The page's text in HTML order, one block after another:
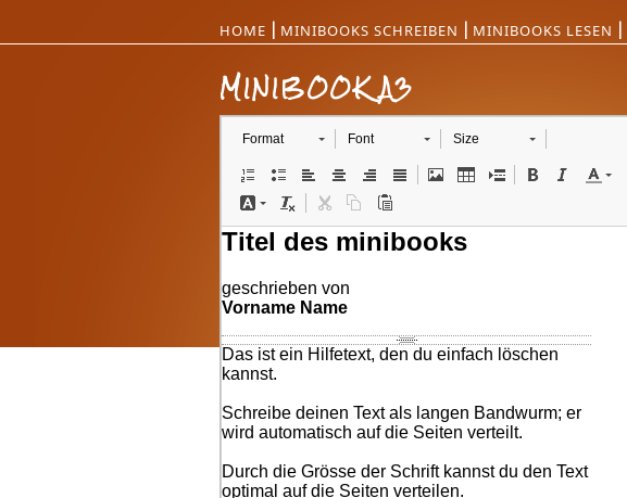
HOME MINIBOOKS SCHREIBEN MINIBOOKS LESEN
MINIBOOK A3
Format Font Size